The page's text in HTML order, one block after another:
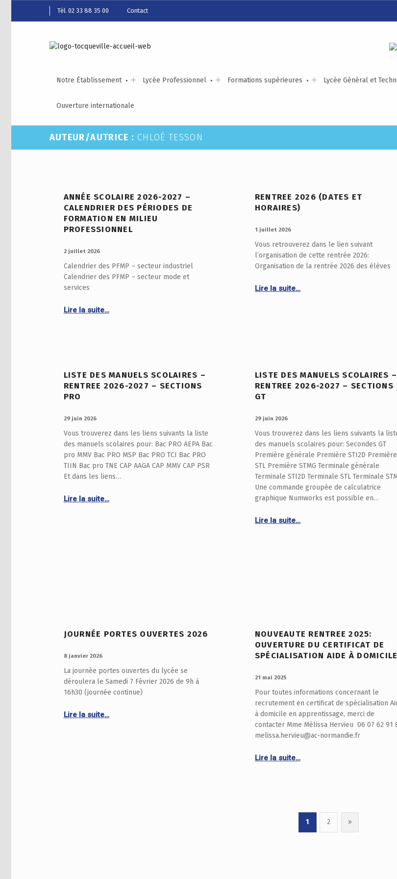
Notre Établissement Lycée Professionnel Formations supérieures Lycée Général et
Ouverture internationale
Tél. 02 33 88 35 00 Contact
AUTEUR/AUTRICE : CHLOÉ TESSON
ANNÉE SCOLAIRE 2026-2027 –
CALENDRIER DES PÉRIODES DE
FORMATION EN MILIEU
PROFESSIONNEL
2 juillet 2026
Calendrier des PFMP – secteur industriel
Calendrier des PFMP – secteur mode et
services
Lire la suite…Continue reading “Année scolaire 2026-2027 – Calendrier des périodes de formation en milieu professionnel”
RENTREE 2026 (DATES ET
HORAIRES)
1 juillet 2026
Vous retrouverez dans le lien suivant
l’organisation de cette rentrée 2026:
Organisation de la rentrée 2026 des élèves
Lire la suite…
LISTE DES MANUELS SCOLAIRES –
RENTREE 2026-2027 – SECTIONS
PRO
29 juin 2026
Vous trouverez dans les liens suivants la liste
des manuels scolaires pour: Bac PRO AEPA Bac
pro MMV Bac PRO MSP Bac PRO TCI Bac PRO
TIIN Bac pro TNE CAP AAGA CAP MMV CAP PSR
Et dans les liens…
Lire la suite…Continue reading “LISTE DES MANUELS SCOLAIRES – RENTREE 2026-2027 – SECTIONS PRO”
LISTE DES MANUELS SCOLAIRES –
RENTREE 2026-2027 – SECTIONS
GT
29 juin 2026
Vous trouverez dans les liens suivants la
des manuels scolaires pour: Secondes GT
Première générale Première STI2D Première
STL Première STMG Terminale générale
Terminale STI2D Terminale STL Terminale
Une commande groupée de calculatrice
graphique Numworks est possible en…
Lire la suite…Continue reading “LISTE DES MANUELS SCOLAIRES – RENTREE 2026-2027 – SECTIONS GT”
JOURNÉE PORTES OUVERTES 2026
8 janvier 2026
La journée portes ouvertes du lycée se
déroulera le Samedi 7 Février 2026 de 9h à
16h30 (journée continue)
Lire la suite…
NOUVEAUTE RENTREE 2025:
OUVERTURE DU CERTIFICAT DE
SPÉCIALISATION AIDE À DOMICILE
21 mai 2025
Pour toutes informations concernant le
recrutement en certificat de spécialisation
à domicile en apprentissage, merci de
contacter Mme Mélissa Hervieu 06 07 62 91
melissa.hervieu@ac-normandie.fr
Lire la suite…Continue reading “NOUVEAUTE RENTREE 2025: Ouverture du certificat de spécialisation Aide à domicile”
1 2 Next page
»